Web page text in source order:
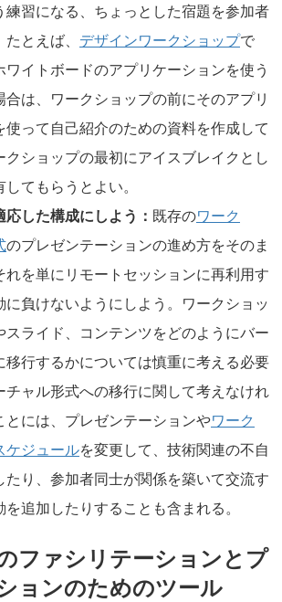
練習になる、ちょっとした宿題を参加者
とえば、 デザインワークショップで
ワイトボードのアプリケーションを使う
合は、ワークショップの前にそのアプリ
使って自己紹介のための資料を作成して
クショップの最初にアイスブレイクとし
てもらうとよい。
応した構成にしよう： 既存のワーク
のプレゼンテーションの進め方をそのま
れを単にリモートセッションに再利用す
に負けないようにしよう。ワークショッ
スライド、コンテンツをどのようにバー
移行するかについては慎重に考える必要
チャル形式への移行に関して考えなけれ
とには、プレゼンテーションやワーク
ケジュールを変更して、技術関連の不自
たり、参加者同士が関係を築いて交流す
を追加したりすることも含まれる。
ファシリテーションとプ
ョンのためのツール